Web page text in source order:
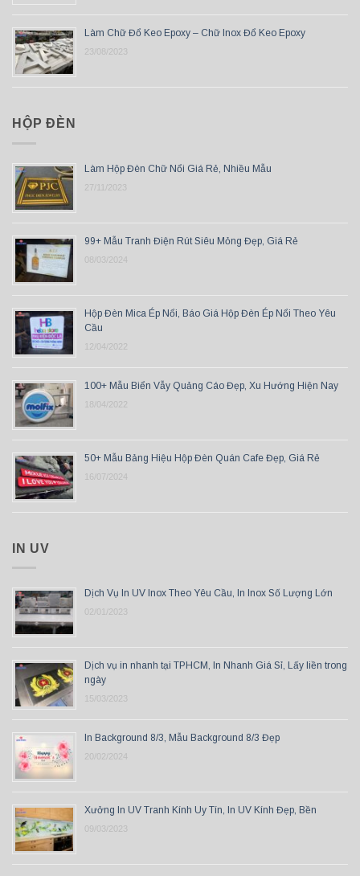
Làm Chữ Đổ Keo Epoxy – Chữ Inox Đổ Keo Epoxy
23/08/2023
HỘP ĐÈN
Làm Hộp Đèn Chữ Nổi Giá Rẻ, Nhiều Mẫu
27/11/2023
99+ Mẫu Tranh Điện Rút Siêu Mỏng Đẹp, Giá Rẻ
08/03/2024
Hộp Đèn Mica Ép Nổi, Báo Giá Hộp Đèn Ép Nổi Theo Yêu
Cầu
12/04/2022
100+ Mẫu Biển Vẫy Quảng Cáo Đẹp, Xu Hướng Hiện Nay
18/04/2022
50+ Mẫu Bảng Hiệu Hộp Đèn Quán Cafe Đẹp, Giá Rẻ
16/07/2024
IN UV
Dịch Vụ In UV Inox Theo Yêu Cầu, In Inox Số Lượng Lớn
02/01/2023
Dịch vụ in nhanh tại TPHCM, In Nhanh Giá Sỉ, Lấy liền trong
ngày
15/03/2023
In Background 8/3, Mẫu Background 8/3 Đẹp
20/02/2024
Xưởng In UV Tranh Kính Uy Tín, In UV Kính Đẹp, Bền
09/03/2023